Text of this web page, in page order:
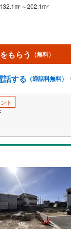
2 ～202.1m2
もらう （無料）
話する （通話料無料）
ト